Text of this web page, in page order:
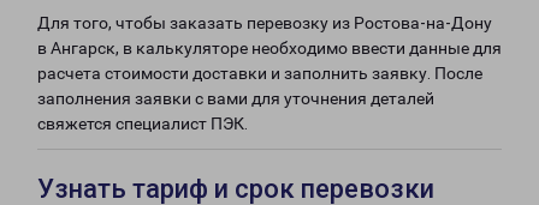
Для того, чтобы заказать перевозку из Ростова-на-Дону
в Ангарск, в калькуляторе необходимо ввести данные для
расчета стоимости доставки и заполнить заявку. После
заполнения заявки с вами для уточнения деталей
свяжется специалист ПЭК.
Узнать тариф и срок перевозки